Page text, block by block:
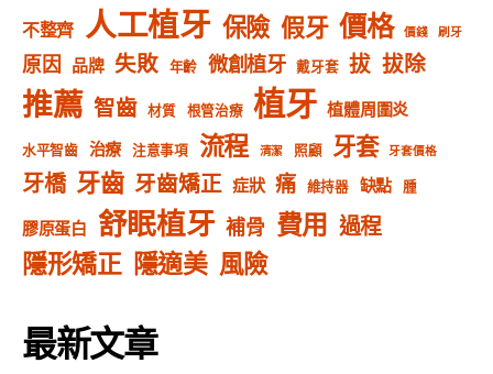
不整齊 人工植牙 保險 假牙 價格 價錢 刷牙
原因 品牌 失敗 年齡 微創植牙 戴牙套 拔 拔除
推薦 智齒 材質 根管治療 植牙 植體周圍炎
水平智齒 治療 注意事項 流程 清潔 照顧 牙套 牙套價格
牙橋 牙齒 牙齒矯正 症狀 痛 維持器 缺點 腫
膠原蛋白 舒眠植牙 補骨 費用 過程
隱形矯正 隱適美 風險
最新文章